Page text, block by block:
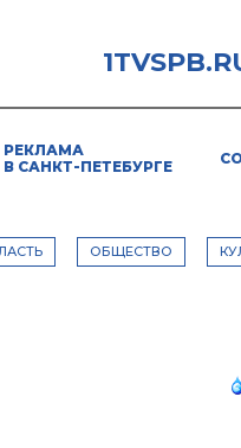
РЕКЛАМА
В САНКТ-ПЕТЕБУРГЕ
ОБЩЕСТВО